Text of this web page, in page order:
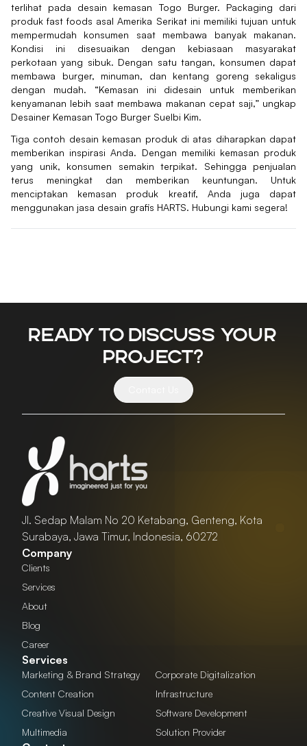
terlihat pada desain kemasan Togo Burger. Packaging dari
produk fast foods asal Amerika Serikat ini memiliki tujuan untuk
mempermudah konsumen saat membawa banyak makanan.
Kondisi ini disesuaikan dengan kebiasaan masyarakat
perkotaan yang sibuk. Dengan satu tangan, konsumen dapat
membawa burger, minuman, dan kentang goreng sekaligus
dengan mudah. “Kemasan ini didesain untuk memberikan
kenyamanan lebih saat membawa makanan cepat saji,” ungkap
Desainer Kemasan Togo Burger Suelbi Kim.
Tiga contoh desain kemasan produk di atas diharapkan dapat
memberikan inspirasi Anda. Dengan memiliki kemasan produk
yang unik, konsumen semakin terpikat. Sehingga penjualan
terus meningkat dan memberikan keuntungan. Untuk
menciptakan kemasan produk kreatif, Anda juga dapat
menggunakan jasa desain grafis HARTS. Hubungi kami segera!
Ready to discuss your
project?
Jl. Sedap Malam No 20 Ketabang, Genteng, Kota
Surabaya, Jawa Timur, Indonesia, 60272
Company
Clients
Services
About
Blog
Career
Services
Marketing & Brand Strategy
Content Creation
Creative Visual Design
Multimedia
Corporate Digitalization
Infrastructure
Software Development
Solution Provider